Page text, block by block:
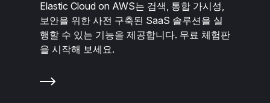
Elastic Cloud on AWS는 검색, 통합 가시성,
보안을 위한 사전 구축된 SaaS 솔루션을 실
행할 수 있는 기능을 제공합니다. 무료 체험판
을 시작해 보세요.